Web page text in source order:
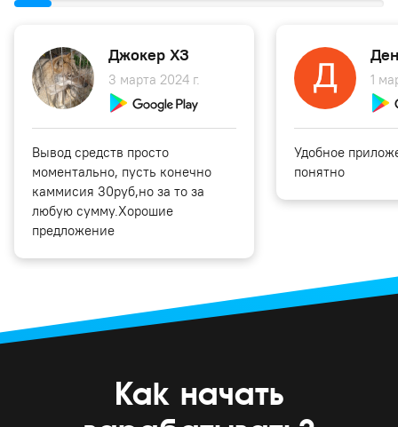
Джокер ХЗ
3 марта 2024 г.
Вывод средств просто
моментально, пусть конечно
каммисия 30руб,но за то за
любую сумму.Хорошие
предложение
1
Удобное
понятно
Как начать